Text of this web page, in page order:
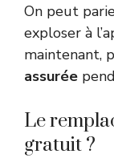
On peut
exploser à
maintenant,
assurée
Le
gratuit ?